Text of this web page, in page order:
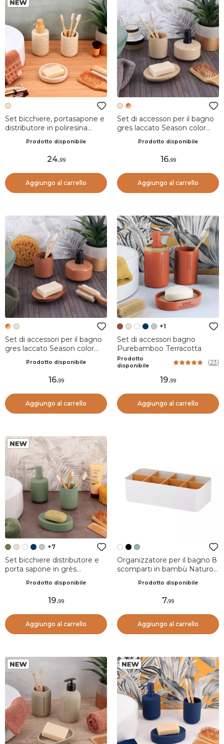
Set bicchiere, portasapone e
distributore in poliresina
Prodotto disponibile
24.99
Aggiungo al carrello
Set di accessori per il bagno
gres laccato Season color
Prodotto disponibile
16.99
Aggiungo al carrello
Set di accessori per il bagno
gres laccato Season color
Prodotto disponibile
16.99
Aggiungo al carrello
+1
Set di accessori bagno
Purebamboo Terracotta
Prodotto
disponibile
(23)
19.99
Aggiungo al carrello
+7
Set bicchiere distributore e
porta sapone in grès
Prodotto disponibile
19.99
Aggiungo al carrello
Organizzatore per il bagno 8
scomparti in bambù Naturo
Prodotto disponibile
7.99
Aggiungo al carrello